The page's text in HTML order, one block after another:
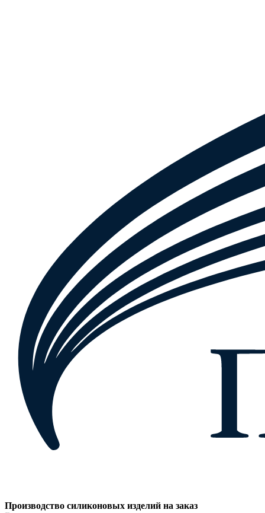
Производство силиконовых изделий на заказ